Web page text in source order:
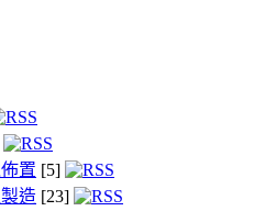
置 [5]
造 [23]